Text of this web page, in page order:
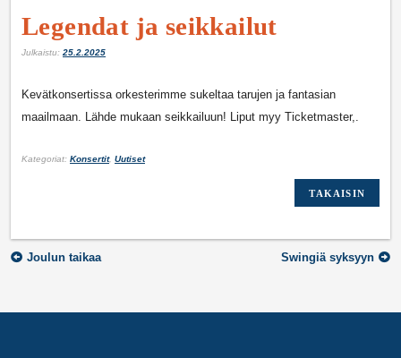
Legendat ja seikkailut
Julkaistu: 25.2.2025
Kevätkonsertissa orkesterimme sukeltaa tarujen ja fantasian
maailmaan. Lähde mukaan seikkailuun! Liput myy Ticketmaster,.
Kategoriat: Konsertit, Uutiset
TAKAISIN
Artikkelien
Joulun taikaa Swingiä syksyyn